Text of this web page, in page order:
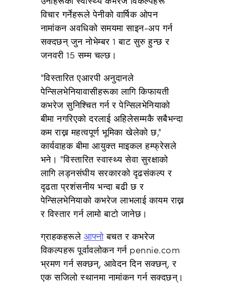
विचार गर्नेहरूले पेनीको वार्षिक ओपन
नामांकन अवधिको समयमा साइन-अप गर्न
सक्दछन् जुन नोभेम्बर 1 बाट सुरु हुन्छ र
जनवरी 15 सम्म चल्छ ।
"विस्तारित एआरपी अनुदानले
पेन्सिलभेनियावासीहरूका लागि किफायती
कभरेज सुनिश्चित गर्न र पेन्सिलभेनियाको
बीमा नगरिएको दरलाई अहिलेसम्मकै सबैभन्दा
कम राख्न महत्वपूर्ण भूमिका खेलेको छ,"
कार्यवाहक बीमा आयुक्त माइकल हम्फ्रेसले
भने। "विस्तारित स्वास्थ्य सेवा सुरक्षाको
लागि लड्नसंघीय सरकारको दृढसंकल्प र
दृढता प्रशंसनीय भन्दा बढी छ र
पेन्सिलभेनियाको कभरेज लाभलाई कायम राख्न
र विस्तार गर्न लामो बाटो जानेछ।
ग्राहकहरूले आफ्नोबचत र कभरेज
विकल्पहरू पूर्वावलोकन गर्न pennie.com
भ्रमण गर्न सक्छन्, आवेदन दिन सक्छन्, र
एक सजिलो स्थानमा नामांकन गर्न सक्दछन्।